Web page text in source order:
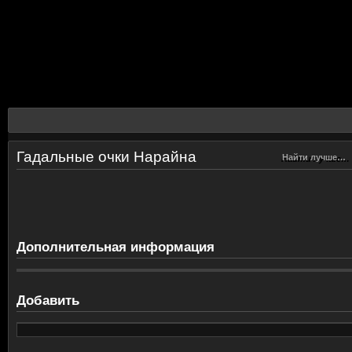
Найти лучше…
Найти лучше…
Гадальные очки Нарайна
Дополнительная информация
Добавить